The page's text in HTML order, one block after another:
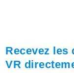
Recevez
VR